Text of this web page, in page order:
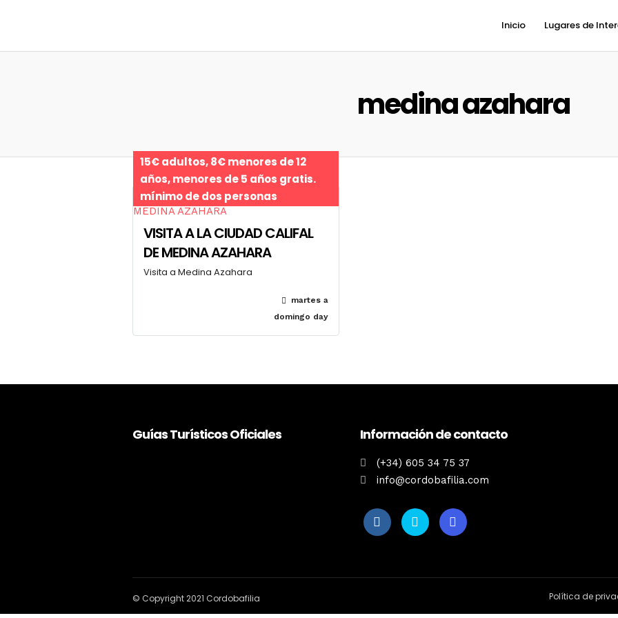
Inicio Lugares de
medina azahara
15€ adultos, 8€ menores de 12
años, menores de 5 años gratis.
mínimo de dos personas
VISITA A LA CIUDAD CALIFAL
DE MEDINA AZAHARA
Visita a Medina Azahara
martes a
domingo day
Guías Turísticos Oficiales Información de contacto
(+34) 605 34 75 37
info@cordobafilia.com
Política de
© Copyright 2021 Cordobafilia